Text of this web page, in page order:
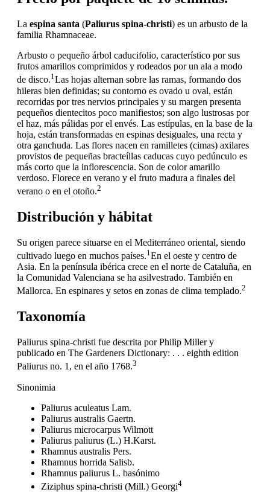
La espina santa (Paliurus spina-christi) es un arbusto de la
familia Rhamnaceae.
Arbusto o pequeño árbol caducifolio, característico por sus
frutos amarillos comprimidos y rodeados por un ala a modo
de disco.1​Las hojas alternan sobre las ramas, formando dos
hileras bien definidas; su contorno es ovado u oval, están
recorridas por tres nervios principales y su margen presenta
pequeños dientecitos poco manifiestos; son algo lustrosas por
el haz, más pálidas por el envés. Las estípulas, en la base de la
hoja, están transformadas en espinas desiguales, una recta y
otra ganchuda. Las flores nacen en ramilletes (cimas) axilares
provistos de pequeñas bracteíllas caducas cuyo pedúnculo es
más corto que la inflorescencia. Son de color amarillo
verdoso. Florece en verano y el fruto madura a finales del
verano o en el otoño.2
Distribución y hábitat
Su origen parece situarse en el Mediterráneo oriental, siendo
cultivado luego en muchos países.1 ​En el oeste y centro de
Asia. En la península ibérica crece en el norte de Cataluña, en
la Comunidad Valenciana se ha asilvestrado. También en
Mallorca. En espinares y setos en zonas de clima templado.2
Taxonomía
Paliurus spina-christi fue descrita por Philip Miller y
publicado en The Gardeners Dictionary: . . . eighth edition
Paliurus no. 1, en el año 1768.3
Sinonimia
Paliurus aculeatus Lam.
Paliurus australis Gaertn.
Paliurus microcarpus Wilmott
Paliurus paliurus (L.) H.Karst.
Rhamnus australis Pers.
Rhamnus horrida Salisb.
Rhamnus paliurus L. basónimo
Ziziphus spina-christi (Mill.) Georgi4